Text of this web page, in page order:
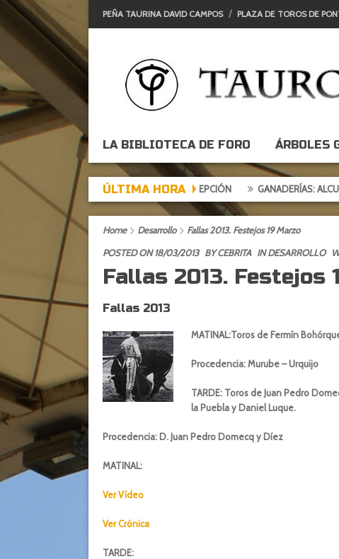
PEÑA TAURINA DAVID CAMPOS PLAZA DE TOROS DE
LA BIBLIOTECA DE FORO ÁRBOLES
ÚLTIMA HORA
DE EXPECTACIÓN, TARDE DE DECEPCIÓN GANADERÍAS: ALCURRUCÉN
Home Desarrollo
Fallas 2013. Festejos 19 Marzo
POSTED ON 18/03/2013 BYCEBRITA INDESARROLLO
Fallas 2013. Festejos
Fallas 2013
MATINAL:Toros de Fermín
Procedencia: Murube – Urquijo
TARDE: Toros de Juan Pedro
la Puebla y Daniel Luque.
Procedencia: D. Juan Pedro Domecq y Díez
MATINAL:
Ver Vídeo
Ver Crónica
TARDE: